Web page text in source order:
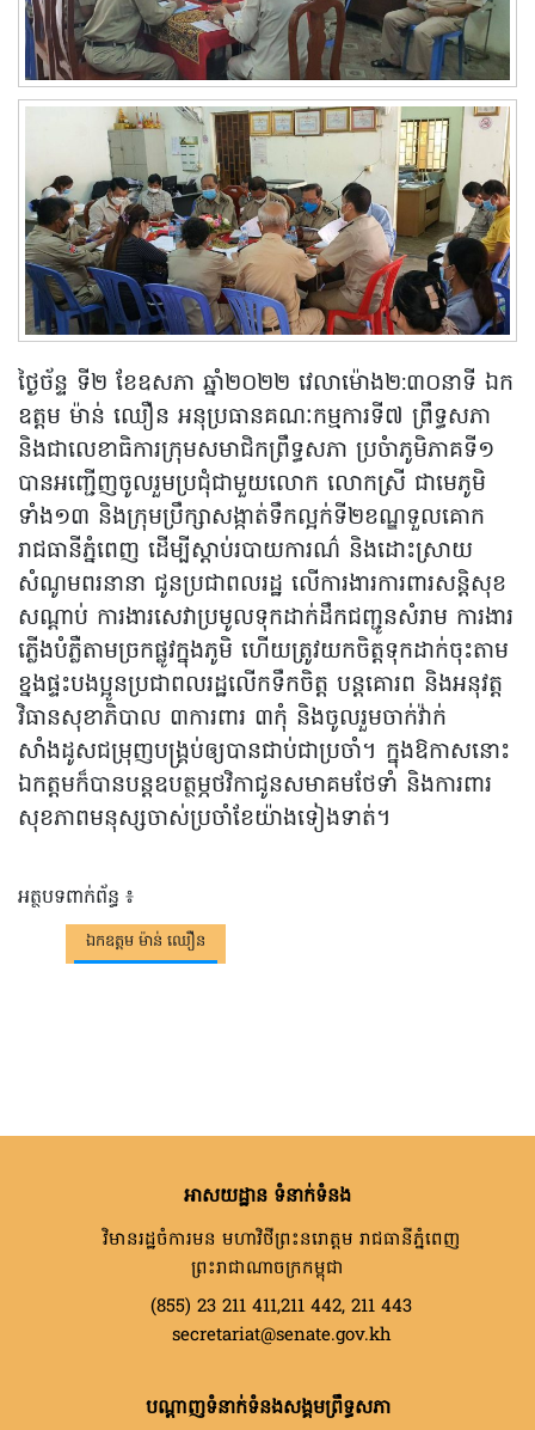
ថ្ងៃច័ន្ទ ទី២ ខែឧសភា ឆ្នាំ២០២២ វេលាម៉ោង២:៣០នាទី ឯក
ឧត្តម ម៉ាន់ ឈឿន អនុប្រធានគណៈកម្មការទី៧ ព្រឹទ្ធសភា
និងជាលេខាធិការក្រុមសមាជិកព្រឹទ្ធសភា ប្រចំាភូមិភាគទី១
បានអញ្ជើញចូលរួមប្រជុំជាមួយលោក លោកស្រី ជាមេភូមិ
ទាំង១៣ និងក្រុមប្រឹក្សាសង្កាត់ទឹកល្អក់ទី២ខណ្ឌទួលគោក
រាជធានីភ្នំពេញ ដើម្បីស្តាប់របាយការណ៌ និងដោះស្រាយ
សំណូមពរនានា ជូនប្រជាពលរដ្ឋ លើការងារការពារសន្តិសុខ
សណ្តាប់ ការងារសេវាប្រមូលទុកដាក់ដឹកជញ្ជូនសំរាម ការងារ
ភ្លើងបំភ្លឺតាមច្រកផ្លូវក្នុងភូមិ ហើយត្រូវយកចិត្តទុកដាក់ចុះតាម
ខ្នងផ្ទះបងប្អូនប្រជាពលរដ្ឋលើកទឹកចិត្ត បន្តគោរព និងអនុវត្ត
វិធានសុខាភិបាល ៣ការពារ ៣កុំ និងចូលរួមចាក់វ៉ាក់
សាំងដូសជម្រុញបង្គ្រប់ឲ្យបានជាប់ជាប្រចាំ។ ក្នុងឱកាសនោះ
ឯកត្តមក៏បានបន្តឧបត្ថម្ភថវិកាជូនសមាគមថែទាំ និងការពារ
សុខភាពមនុស្សចាស់ប្រចាំខែយ៉ាងទៀងទាត់។
អត្ថបទពាក់ព័ន្ធ ៖
ឯកឧត្តម ម៉ាន់ ឈឿន
អាសយដ្ឋាន ទំនាក់ទំនង
វិមានរដ្ឋចំការមន មហាវិថីព្រះនរោត្តម រាជធានីភ្នំពេញ
ព្រះរាជាណាចក្រកម្ពុជា
(855) 23 211 411,211 442, 211 443
secretariat@senate.gov.kh
បណ្តាញទំនាក់ទំនងសង្គមព្រឹទ្ធសភា